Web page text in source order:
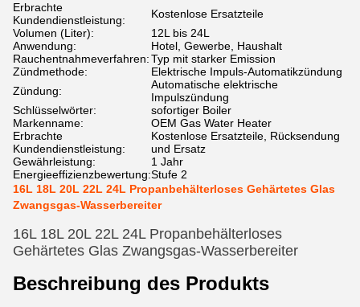
Erbrachte
Kundendienstleistung:
Kostenlose Ersatzteile
Volumen (Liter):
12L bis 24L
Anwendung:
Hotel, Gewerbe, Haushalt
Rauchentnahmeverfahren:Typ mit starker Emission
Zündmethode:
Elektrische Impuls-Automatikzündung
Zündung:
Automatische elektrische
Impulszündung
Schlüsselwörter:
sofortiger Boiler
Markenname:
OEM Gas Water Heater
Erbrachte
Kundendienstleistung:
Kostenlose Ersatzteile, Rücksendung
und Ersatz
Gewährleistung:
1 Jahr
Energieeffizienzbewertung:Stufe 2
16L 18L 20L 22L 24L Propanbehälterloses Gehärtetes Glas
Zwangsgas-Wasserbereiter
16L 18L 20L 22L 24L Propanbehälterloses
Gehärtetes Glas Zwangsgas-Wasserbereiter
Beschreibung des Produkts